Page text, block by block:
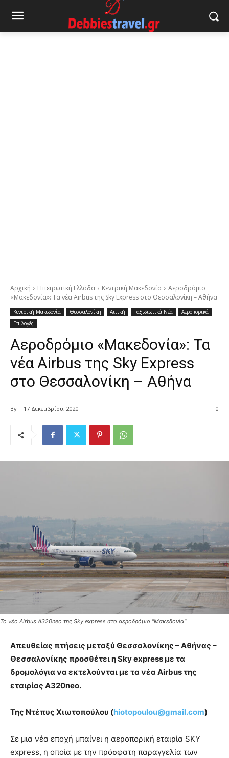
Αρχική Ηπειρωτική Ελλάδα Κεντρική Μακεδονία
Αεροδρόμιο
«Μακεδονία»: Τα νέα Airbus της Sky Express στο Θεσσαλονίκη – Αθήνα
Κεντρική Μακεδονία Θεσσαλονίκη Αττική Ταξιδιωτικά Νέα
Αεροπορικά
Επιλογές
Αεροδρόμιο «Μακεδονία»: Τα
νέα Airbus της Sky Express
στο Θεσσαλονίκη – Αθήνα
By 17 Δεκεμβρίου, 2020 0
Το νέο Airbus A320neo της Sky express στο αεροδρόμιο "Μακεδονία"
Απευθείας πτήσεις μεταξύ Θεσσαλονίκης – Αθήνας –
Θεσσαλονίκης προσθέτει η Sky express με τα
δρομολόγια να εκτελούνται με τα νέα Airbus της
εταιρίας A320neo.
Της Ντέπυς Χιωτοπούλου (hiotopoulou@gmail.com)
Σε μια νέα εποχή μπαίνει η αεροπορική εταιρία SKY
express, η οποία με την πρόσφατη παραγγελία των